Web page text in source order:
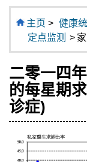
主页 > 健康
定点监测 >
二零一四
的每星期
诊症)